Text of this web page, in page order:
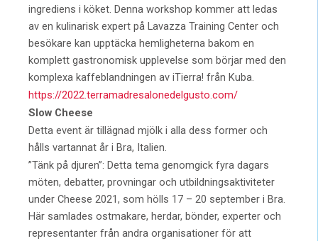
ingrediens i köket. Denna workshop kommer att ledas
av en kulinarisk expert på Lavazza Training Center och
besökare kan upptäcka hemligheterna bakom en
komplett gastronomisk upplevelse som börjar med den
komplexa kaffeblandningen av iTierra! från Kuba.
https://2022.terramadresalonedelgusto.com/
Slow Cheese
Detta event är tillägnad mjölk i alla dess former och
hålls vartannat år i Bra, Italien.
”Tänk på djuren”: Detta tema genomgick fyra dagars
möten, debatter, provningar och utbildningsaktiviteter
under Cheese 2021, som hölls 17 – 20 september i Bra.
Här samlades ostmakare, herdar, bönder, experter och
representanter från andra organisationer för att